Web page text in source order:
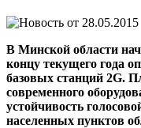
28.05.2015
В Минской области
концу текущего года
базовых станций 2G.
современного
устойчивость
населенных пунктов